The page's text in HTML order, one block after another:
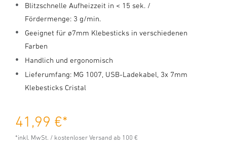
Blitzschnelle Aufheizzeit in < 15 sek. /
Fördermenge: 3 g/min.
Geeignet für ø7mm Klebesticks in verschiedenen
Farben
Handlich und ergonomisch
Lieferumfang: MG 1007, USB-Ladekabel, 3x 7mm
Klebesticks Cristal
41,99 €*
*inkl. MwSt. / kostenloser Versand ab 100 €